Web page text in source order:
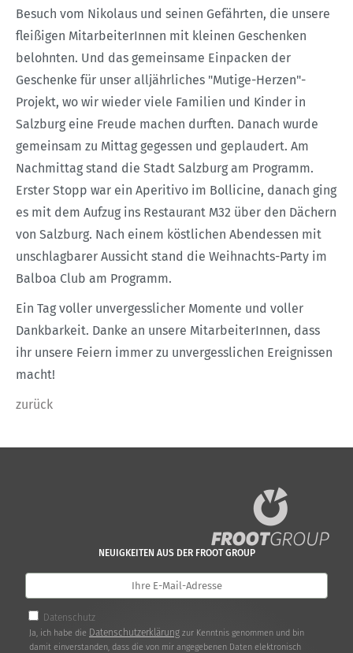
Besuch vom Nikolaus und seinen Gefährten, die unsere
fleißigen MitarbeiterInnen mit kleinen Geschenken
belohnten. Und das gemeinsame Einpacken der
Geschenke für unser alljährliches "Mutige-Herzen"-
Projekt, wo wir wieder viele Familien und Kinder in
Salzburg eine Freude machen durften. Danach wurde
gemeinsam zu Mittag gegessen und geplaudert. Am
Nachmittag stand die Stadt Salzburg am Programm.
Erster Stopp war ein Aperitivo im Bollicine, danach ging
es mit dem Aufzug ins Restaurant M32 über den Dächern
von Salzburg. Nach einem köstlichen Abendessen mit
unschlagbarer Aussicht stand die Weihnachts-Party im
Balboa Club am Programm.
Ein Tag voller unvergesslicher Momente und voller
Dankbarkeit. Danke an unsere MitarbeiterInnen, dass
ihr unsere Feiern immer zu unvergesslichen Ereignissen
macht!
zurück
NEUIGKEITEN AUS DER FROOT GROUP
Datenschutz
Ja, ich habe die Datenschutzerklärung zur Kenntnis genommen und bin
damit einverstanden, dass die von mir angegebenen Daten elektronisch